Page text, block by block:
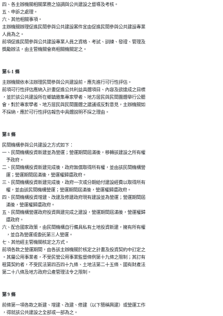
四、各主辦機關相關業務之協調與公共建設之督導及考核。
五、申訴之處理。
六、其他相關事項。
主辦機關辦理促進民間參與公共建設案件宜由促進民間參與公共建設專業
人員為之。
前項促進民間參與公共建設專業人員之資格、考試、訓練、發證、管理及
獎勵辦法，由主管機關會商相關機關定之。
第 6-1 條
主辦機關依本法辦理民間參與公共建設前，應先進行可行性評估。
前項可行性評估應納入計畫促進公共利益具體項目、內容及欲達成之目標
，並於該公共建設所在鄉鎮邀集專家學者、地方居民與民間團體舉行公聽
會，對於專家學者、地方居民與民間團體之建議或反對意見，主辦機關如
不採納，應於可行性評估報告中具體說明不採之理由。
第 8 條
民間機構參與公共建設之方式如下：
一、民間機構投資新建並為營運；營運期間屆滿後，移轉該建設之所有權
    予政府。
二、民間機構投資新建完成後，政府無償取得所有權，並由該民間機構營
    運；營運期間屆滿後，營運權歸還政府。
三、民間機構投資新建完成後，政府一次或分期給付建設經費以取得所有
    權，並由該民間機構營運；營運期間屆滿後，營運權歸還政府。
四、民間機構投資增建、改建及修建政府現有建設並為營運；營運期間屆
    滿後，營運權歸還政府。
五、民間機構營運政府投資興建完成之建設，營運期間屆滿後，營運權歸
    還政府。
六、配合國家政策，由民間機構自行備具私有土地投資新建，擁有所有權
    ，並自為營運或委託第三人營運。
七、其他經主管機關核定之方式。
前項各款之營運期間，由各該主辦機關於核定之計畫及投資契約中訂定之
。其屬公用事業者，不受民營公用事業監督條例第十九條之限制；其訂有
租賃契約者，不受民法第四百四十九條、土地法第二十五條、國有財產法
第二十八條及地方政府公產管理法令之限制。
第 9 條
前條第一項各款之新建、增建、改建、修建（以下簡稱興建）或營運工作
，得就該公共建設之全部或一部為之。